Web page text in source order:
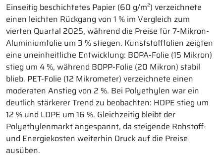
Einseitig beschichtetes Papier (60 g/m²) verzeichnete
einen leichten Rückgang von 1 % im Vergleich zum
vierten Quartal 2025, während die Preise für 7-Mikron-
Aluminiumfolie um 3 % stiegen. Kunststofffolien zeigten
eine uneinheitliche Entwicklung: BOPA-Folie (15 Mikron)
stieg um 4 %, während BOPP-Folie (20 Mikron) stabil
blieb. PET-Folie (12 Mikrometer) verzeichnete einen
moderaten Anstieg von 2 %. Bei Polyethylen war ein
deutlich stärkerer Trend zu beobachten: HDPE stieg um
12 % und LDPE um 16 %. Gleichzeitig bleibt der
Polyethylenmarkt angespannt, da steigende Rohstoff-
und Energiekosten weiterhin Druck auf die Preise
ausüben.